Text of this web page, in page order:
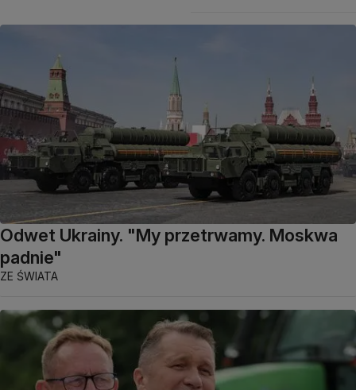
Odwet Ukrainy. "My przetrwamy. Moskwa
padnie"
ZE ŚWIATA